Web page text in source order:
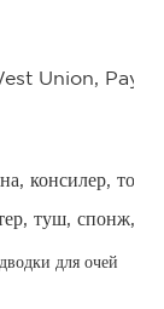
Union,
консилер,
туш, спонж,